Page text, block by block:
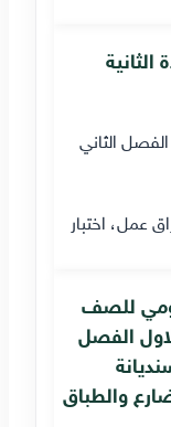
الثاني
عمل، اختبار
للصف
الفصل
وحدة2 سنديانة
والطباق